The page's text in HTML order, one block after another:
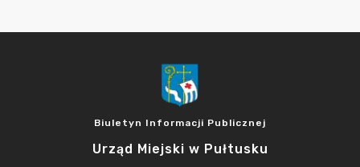
Biuletyn Informacji Publicznej
Urząd Miejski w Pułtusku